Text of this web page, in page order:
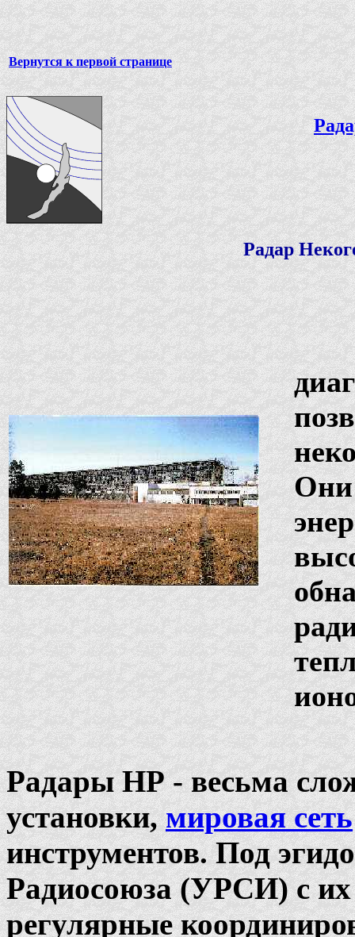
Вернутся к первой странице
Радар
Они
Радары НР - весьма
установки, мировая сеть
инструментов. Под
Радиосоюза (УРСИ) с
регулярные